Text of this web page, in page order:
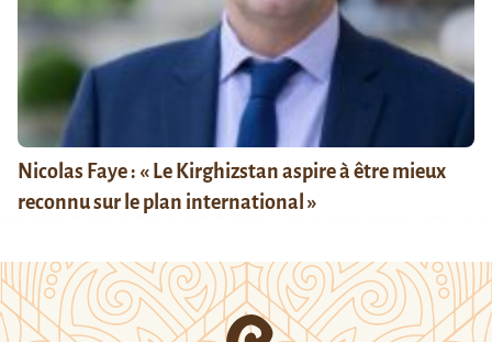
Nicolas Faye : « Le Kirghizstan aspire à être mieux
reconnu sur le plan international »